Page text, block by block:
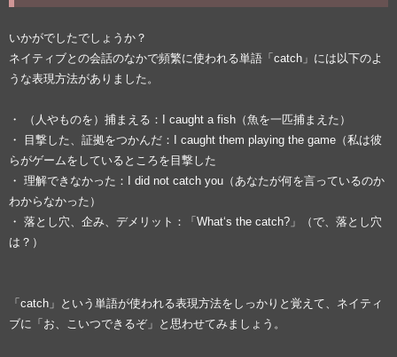
いかがでしたでしょうか？
ネイティブとの会話のなかで頻繁に使われる単語「catch」には以下のよ
うな表現方法がありました。
・ （人やものを）捕まえる：I caught a fish（魚を一匹捕まえた）
・ 目撃した、証拠をつかんだ：I caught them playing the game（私は彼
らがゲームをしているところを目撃した
・ 理解できなかった：I did not catch you（あなたが何を言っているのか
わからなかった）
・ 落とし穴、企み、デメリット：「What‘s the catch?」（で、落とし穴
は？）
「catch」という単語が使われる表現方法をしっかりと覚えて、ネイティ
ブに「お、こいつできるぞ」と思わせてみましょう。